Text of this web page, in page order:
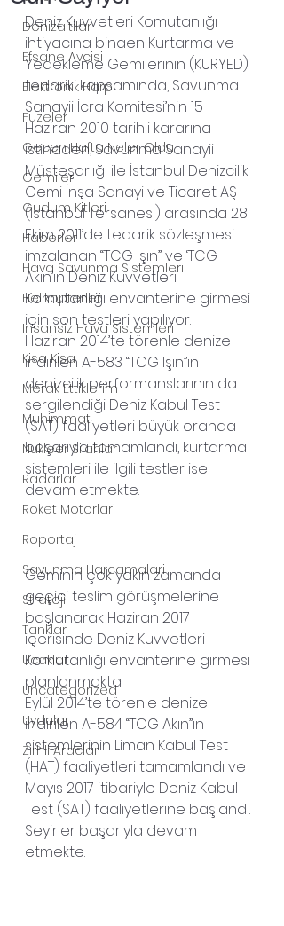
Denizaltilar
Efsane Avcisi
Elektronik Harp
Fuzeler
Gecen Hafta Neler Oldu
Gemiler
Gudum Kitleri
Haberler
Hava Savunma Sistemleri
Helikopterler
Insansiz Hava Sistemleri
Kisa Kisa
Merak Ettiklerim
Muhimmat
Nukleer Silahlar
Radarlar
Roket Motorlari
Roportaj
Savunma Harcamalari
Strateji
Tanklar
Ucaklar
Uncategorized
Uydular
Zirhli Araclar
Deniz Kuvvetleri Komutanlığı
ihtiyacına binaen Kurtarma ve
Yedekleme Gemilerinin (KURYED)
tedariki kapsamında, Savunma
Sanayii İcra Komitesi’nin 15
Haziran 2010 tarihli kararına
istinaden, Savunma Sanayii
Müsteşarlığı ile İstanbul Denizcilik
Gemi İnşa Sanayi ve Ticaret AŞ
(Istanbul Tersanesi) arasında 28
Ekim 2011’de tedarik sözleşmesi
imzalanan “TCG Işın” ve ‘TCG
Akın’ın Deniz Kuvvetleri
Komutanlığı envanterine girmesi
için son testleri yapılıyor.
Haziran 2014’te törenle denize
indirilen A-583 “TCG Işın”ın
denizcilik performanslarının da
sergilendiği Deniz Kabul Test
(SAT) faaliyetleri büyük oranda
başarıyla tamamlandı, kurtarma
sistemleri ile ilgili testler ise
devam etmekte.
Geminin çok yakın zamanda
geçici teslim görüşmelerine
başlanarak Haziran 2017
içerisinde Deniz Kuvvetleri
Komutanlığı envanterine girmesi
planlanmakta.
Eylül 2014’te törenle denize
indirilen A-584 “TCG Akın”ın
sistemlerinin Liman Kabul Test
(HAT) faaliyetleri tamamlandı ve
Mayıs 2017 itibariyle Deniz Kabul
Test (SAT) faaliyetlerine başlandi.
Seyirler başarıyla devam
etmekte.